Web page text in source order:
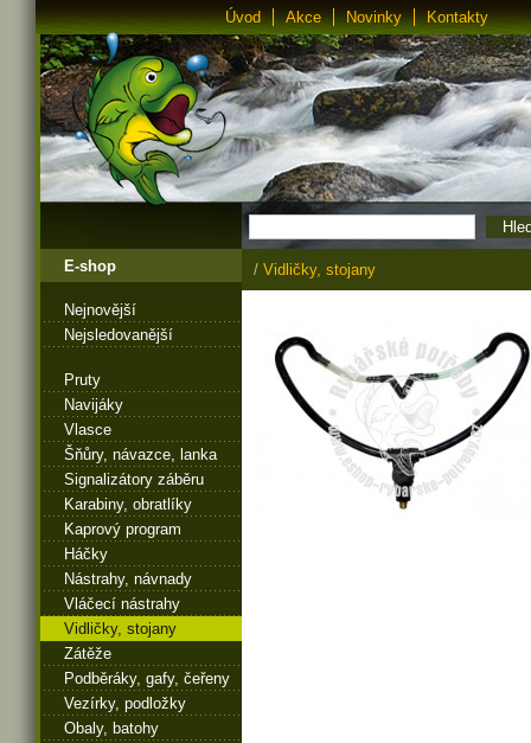
Úvod Akce Novinky Kontakty
E-shop
Nejnovější
Nejsledovanější
Pruty
Navijáky
Vlasce
Šňůry, návazce, lanka
Signalizátory záběru
Karabiny, obratlíky
Kaprový program
Háčky
Nástrahy, návnady
Vláčecí nástrahy
Vidličky, stojany
Zátěže
Podběráky, gafy, čeřeny
Vezírky, podložky
Obaly, batohy
/ Vidličky, stojany